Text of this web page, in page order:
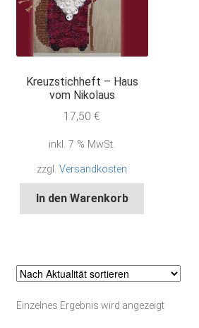
Kreuzstichheft – Haus
vom Nikolaus
17,50€
inkl. 7 % MwSt.
zzgl.Versandkosten
In den Warenkorb
Einzelnes Ergebnis wird angezeigt